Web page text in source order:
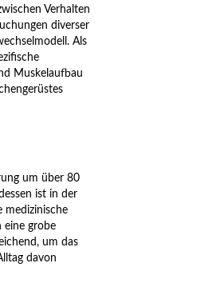
Verhalten
diverser
Als
Muskelaufbau
um über 80
ist in der
medizinische
eine grobe
um das
davon